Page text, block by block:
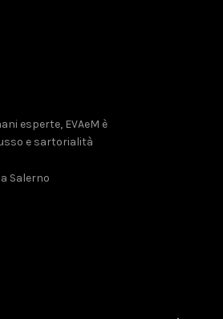
esperte, EVAeM è
e sartorialità
Salerno